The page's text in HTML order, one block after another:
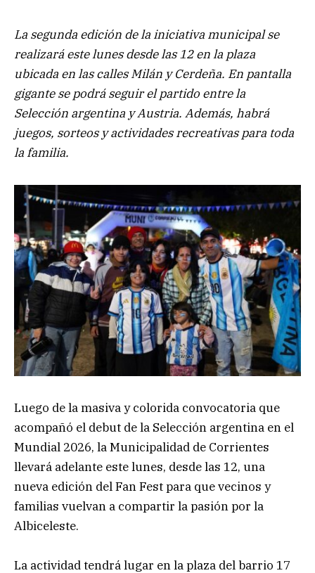
La segunda edición de la iniciativa municipal se
realizará este lunes desde las 12 en la plaza
ubicada en las calles Milán y Cerdeña. En pantalla
gigante se podrá seguir el partido entre la
Selección argentina y Austria. Además, habrá
juegos, sorteos y actividades recreativas para toda
la familia.
Luego de la masiva y colorida convocatoria que
acompañó el debut de la Selección argentina en el
Mundial 2026, la Municipalidad de Corrientes
llevará adelante este lunes, desde las 12, una
nueva edición del Fan Fest para que vecinos y
familias vuelvan a compartir la pasión por la
Albiceleste.
La actividad tendrá lugar en la plaza del barrio 17